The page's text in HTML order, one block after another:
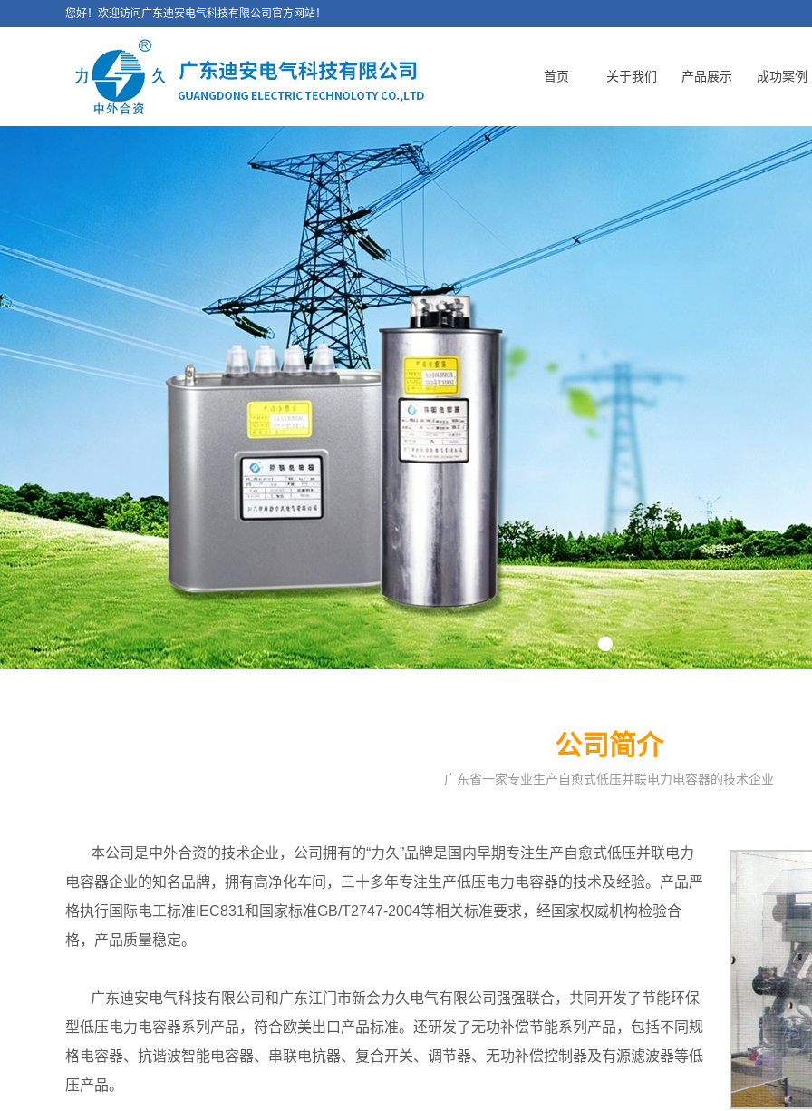
您好！欢迎访问广东迪安电气科技有限公司官方网站！
首页 关于我们 产品展示 成功案例
公司简介
广东省一家专业生产自愈式低压并联电力电容器的技术企业
本公司是中外合资的技术企业，公司拥有的“力久”品牌是国内早期专注生产自愈式低压并联电力
电容器企业的知名品牌，拥有高净化车间，三十多年专注生产低压电力电容器的技术及经验。产品严
格执行国际电工标准IEC831和国家标准GB/T2747-2004等相关标准要求，经国家权威机构检验合
格，产品质量稳定。
广东迪安电气科技有限公司和广东江门市新会力久电气有限公司强强联合，共同开发了节能环保
型低压电力电容器系列产品，符合欧美出口产品标准。还研发了无功补偿节能系列产品，包括不同规
格电容器、抗谐波智能电容器、串联电抗器、复合开关、调节器、无功补偿控制器及有源滤波器等低
压产品。